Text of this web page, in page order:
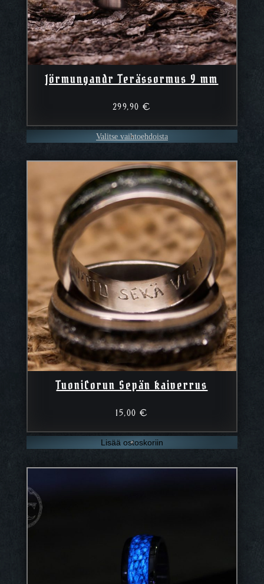
Jörmungandr Terässormus 9 mm
299,90€
Valitse vaihtoehdoista
TuoniCorun Sepän kaiverrus
15,00€
Lisää ostoskoriin